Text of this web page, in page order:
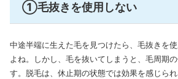
①毛抜きを使用しない
中途半端に生えた毛を見つけたら、毛抜きを
よね。しかし、毛を抜いてしまうと、毛周期
す。脱毛は、休止期の状態では効果を感じられ